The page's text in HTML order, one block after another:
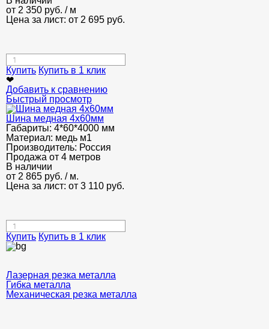
от 2 350 руб. / м
Цена за лист: от 2 695 руб.
Купить Купить в 1 клик
❤
Добавить к сравнению
Быстрый просмотр
Шина медная 4x60мм
Габариты: 4*60*4000 мм
Материал: медь м1
Производитель: Россия
Продажа от 4 метров
В наличии
от 2 865 руб. / м.
Цена за лист: от 3 110 руб.
Купить Купить в 1 клик
Лазерная резка металла
Гибка металла
Механическая резка металла